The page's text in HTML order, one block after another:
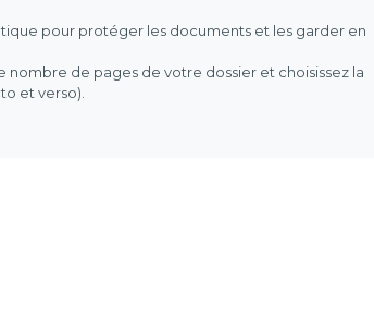
pour protéger les documents et les garder en
de pages de votre dossier et choisissez la
et verso).